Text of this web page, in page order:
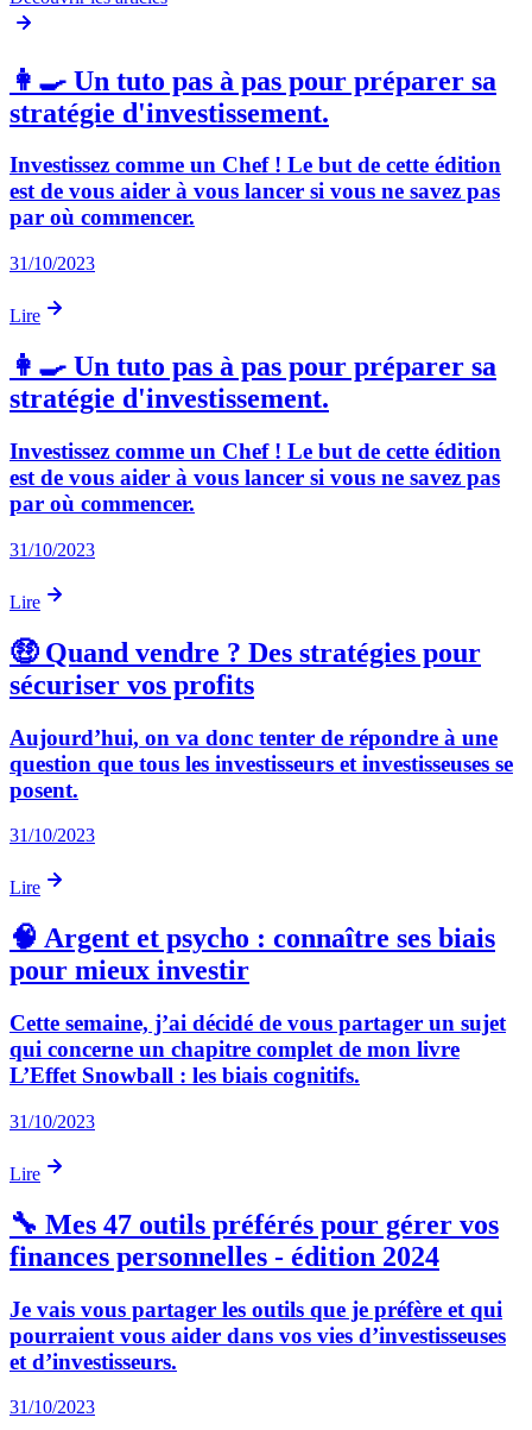
👩‍🍳 Un tuto pas à pas pour préparer sa
stratégie d'investissement.
Investissez comme un Chef ! Le but de cette édition
est de vous aider à vous lancer si vous ne savez pas
par où commencer.
31/10/2023
Lire
👩‍🍳 Un tuto pas à pas pour préparer sa
stratégie d'investissement.
Investissez comme un Chef ! Le but de cette édition
est de vous aider à vous lancer si vous ne savez pas
par où commencer.
31/10/2023
Lire
🤑 Quand vendre ? Des stratégies pour
sécuriser vos profits
Aujourd’hui, on va donc tenter de répondre à une
question que tous les investisseurs et investisseuses se
posent.
31/10/2023
Lire
🧠 Argent et psycho : connaître ses biais
pour mieux investir
Cette semaine, j’ai décidé de vous partager un sujet
qui concerne un chapitre complet de mon livre
L’Effet Snowball : les biais cognitifs.
31/10/2023
Lire
🔧 Mes 47 outils préférés pour gérer vos
finances personnelles - édition 2024
Je vais vous partager les outils que je préfère et qui
pourraient vous aider dans vos vies d’investisseuses
et d’investisseurs.
31/10/2023